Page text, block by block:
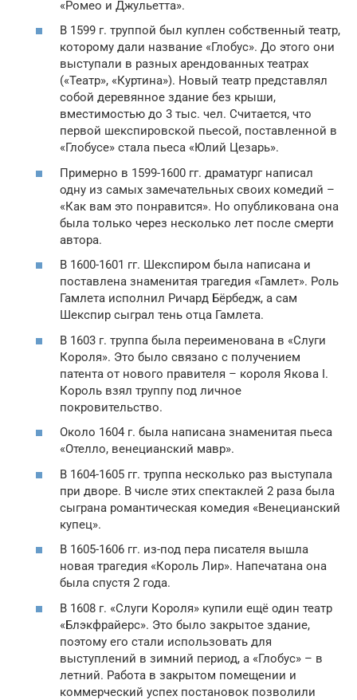
«Ромео и Джульетта».
В 1599 г. труппой был куплен собственный театр,
которому дали название «Глобус». До этого они
выступали в разных арендованных театрах
(«Театр», «Куртина»). Новый театр представлял
собой деревянное здание без крыши,
вместимостью до 3 тыс. чел. Считается, что
первой шекспировской пьесой, поставленной в
«Глобусе» стала пьеса «Юлий Цезарь».
Примерно в 1599-1600 гг. драматург написал
одну из самых замечательных своих комедий –
«Как вам это понравится». Но опубликована она
была только через несколько лет после смерти
автора.
В 1600-1601 гг. Шекспиром была написана и
поставлена знаменитая трагедия «Гамлет». Роль
Гамлета исполнил Ричард Бёрбедж, а сам
Шекспир сыграл тень отца Гамлета.
В 1603 г. труппа была переименована в «Слуги
Короля». Это было связано с получением
патента от нового правителя – короля Якова I.
Король взял труппу под личное
покровительство.
Около 1604 г. была написана знаменитая пьеса
«Отелло, венецианский мавр».
В 1604-1605 гг. труппа несколько раз выступала
при дворе. В числе этих спектаклей 2 раза была
сыграна романтическая комедия «Венецианский
купец».
В 1605-1606 гг. из-под пера писателя вышла
новая трагедия «Король Лир». Напечатана она
была спустя 2 года.
В 1608 г. «Слуги Короля» купили ещё один театр
«Блэкфрайерс». Это было закрытое здание,
поэтому его стали использовать для
выступлений в зимний период, а «Глобус» – в
летний. Работа в закрытом помещении и
коммерческий успех постановок позволили